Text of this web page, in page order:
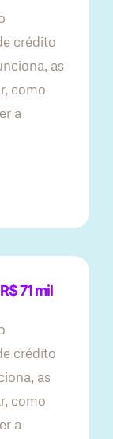
crédito
as
como
a
71 mil
crédito
as
como
a